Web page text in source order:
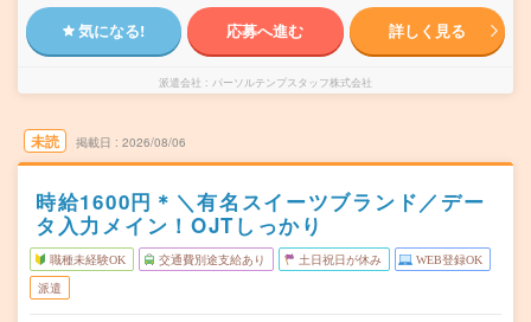
気になる! 応募へ進む 詳しく見る
派遣会社 パーソルテンプスタッフ株式会社
未読 掲載日 2026/08/06
時給1600円＊＼有名スイーツブランド／デー
タ入力メイン！OJTしっかり
職種未経験OK 交通費別途支給あり 土日祝日が休み WEB登録OK
派遣